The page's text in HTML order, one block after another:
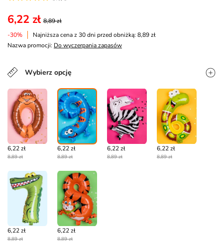
6,22 zł 8,89 zł
-30%
Najniższa cena z 30 dni przed obniżką: 8,89 zł
Nazwa promocji: Do wyczerpania zapasów
Wybierz opcję
6,22 zł
8,89 zł
6,22 zł
8,89 zł
6,22 zł
8,89 zł
6,22 zł
8,89 zł
6,22 zł
8,89 zł
6,22 zł
8,89 zł